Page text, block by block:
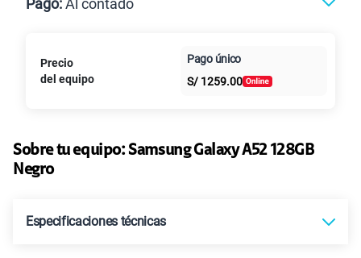
Paga solo
125GBen alta velocidad
79.90 S/
50% dto. x 6 meses
Paga solo
S/ 95.90 S/47.95
Al contado Cuotas Claro
intereses
Precio
del equipo
Pago único
S/ 1259.00
Sobre tu equipo: SamsungGalaxy A52 128GB
Negro
Especificaciones técnicas